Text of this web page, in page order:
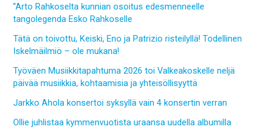
”Arto Rahkoselta kunnian osoitus edesmenneelle
tangolegenda Esko Rahkoselle
Tätä on toivottu, Keiski, Eno ja Patrizio risteilyllä! Todellinen
Iskelmäilmiö – ole mukana!
Työväen Musiikkitapahtuma 2026 toi Valkeakoskelle neljä
päivää musiikkia, kohtaamisia ja yhteisöllisyyttä
Jarkko Ahola konsertoi syksyllä vain 4 konsertin verran
Ollie juhlistaa kymmenvuotista uraansa uudella albumilla